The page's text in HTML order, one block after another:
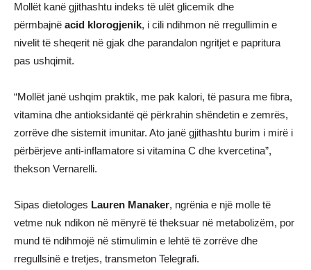
Mollët kanë gjithashtu indeks të ulët glicemik dhe
përmbajnë acid klorogjenik, i cili ndihmon në rregullimin e
nivelit të sheqerit në gjak dhe parandalon ngritjet e papritura
pas ushqimit.
“Mollët janë ushqim praktik, me pak kalori, të pasura me fibra,
vitamina dhe antioksidantë që përkrahin shëndetin e zemrës,
zorrëve dhe sistemit imunitar. Ato janë gjithashtu burim i mirë i
përbërjeve anti-inflamatore si vitamina C dhe kvercetina”,
thekson Vernarelli.
Sipas dietologes Lauren Manaker, ngrënia e një molle të
vetme nuk ndikon në mënyrë të theksuar në metabolizëm, por
mund të ndihmojë në stimulimin e lehtë të zorrëve dhe
rregullsinë e tretjes, transmeton Telegrafi.